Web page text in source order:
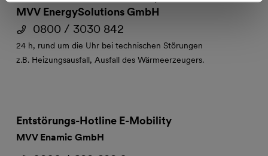
MVV EnergySolutions GmbH
0800 / 3030 842
24 h, rund um die Uhr bei technischen Störungen
z.B. Heizungsausfall, Ausfall des Wärmeerzeugers.
Entstörungs-Hotline E-Mobility
MVV Enamic GmbH